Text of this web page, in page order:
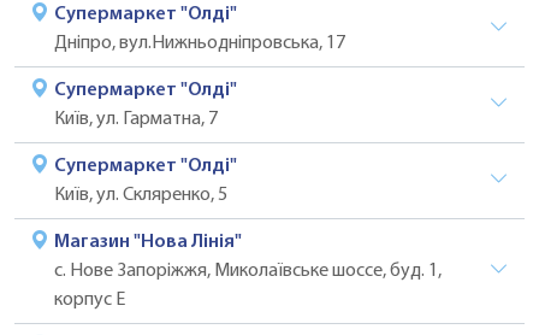
Супермаркет "Олді"
Дніпро, вул.Нижньодніпровська, 17
Супермаркет "Олді"
Київ, ул. Гарматна, 7
Супермаркет "Олді"
Київ, ул. Скляренко, 5
Магазин "Нова Лінія"
с. Нове Запоріжжя, Миколаївське шоссе, буд. 1,
корпус Е